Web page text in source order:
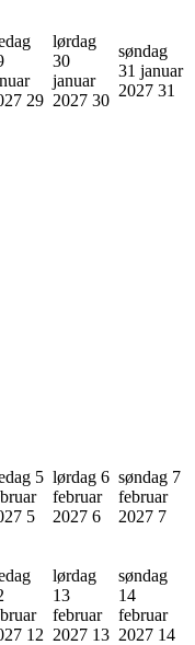
29
lørdag
30
januar
2027 30
søndag
31 januar
2027 31
5
5
lørdag 6
februar
2027 6
søndag 7
februar
2027 7
12
lørdag
13
februar
2027 13
søndag
14
februar
2027 14